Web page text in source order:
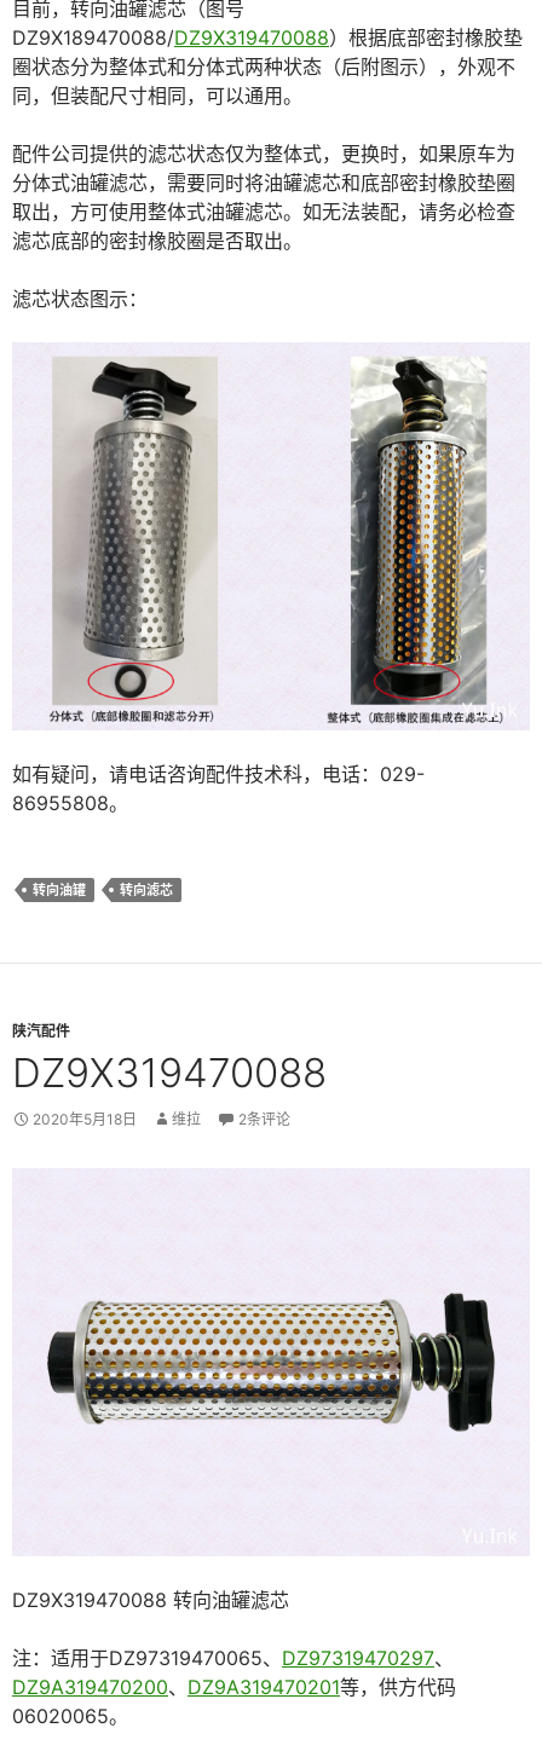
目前，转向油罐滤芯（图号
DZ9X189470088/DZ9X319470088）根据底部密封橡胶垫
圈状态分为整体式和分体式两种状态（后附图示），外观不
同，但装配尺寸相同，可以通用。
配件公司提供的滤芯状态仅为整体式，更换时，如果原车为
分体式油罐滤芯，需要同时将油罐滤芯和底部密封橡胶垫圈
取出，方可使用整体式油罐滤芯。如无法装配，请务必检查
滤芯底部的密封橡胶圈是否取出。
滤芯状态图示：
如有疑问，请电话咨询配件技术科，电话：029-
86955808。
转向油罐 转向滤芯
陕汽配件
DZ9X319470088
2020年5月18日 维拉 2条评论
DZ9X319470088 转向油罐滤芯
注：适用于DZ97319470065、 DZ97319470297、
DZ9A319470200、 DZ9A319470201等，供方代码
06020065。